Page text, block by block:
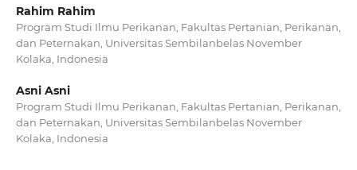
Rahim Rahim
Program Studi Ilmu Perikanan, Fakultas Pertanian, Perikanan,
dan Peternakan, Universitas Sembilanbelas November
Kolaka, Indonesia
Asni Asni
Program Studi Ilmu Perikanan, Fakultas Pertanian, Perikanan,
dan Peternakan, Universitas Sembilanbelas November
Kolaka, Indonesia